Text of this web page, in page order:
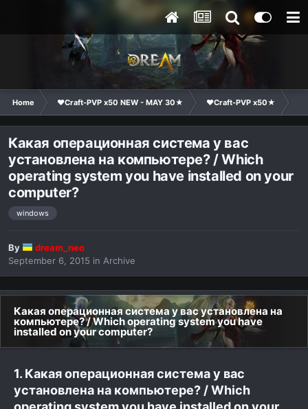
Home ❤Craft-PVP x50 NEW - MAY 30★ ❤Craft-PVP x50★
Какая операционная система у вас
установлена на компьютере? / Which
operating system you have installed on your
computer?
windows
By
dream_neo
September 6, 2015 in Archive
Какая операционная система у вас установлена на
компьютере? / Which operating system you have
installed on your computer?
1. Какая операционная система у вас
установлена на компьютере? / Which